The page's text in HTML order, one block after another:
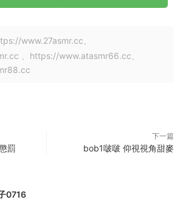
www.27asmr.cc、
、https://www.atasmr66.cc、
罰
下一篇
bob1啵啵 仰視視角甜麥
0716